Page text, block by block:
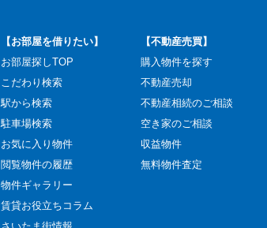
【お部屋を借りたい】
お部屋探しTOP
こだわり検索
駅から検索
駐車場検索
お気に入り物件
閲覧物件の履歴
物件ギャラリー
賃貸お役立ちコラム
【不動産売買】
購入物件を探す
不動産売却
不動産相続のご相談
空き家のご相談
収益物件
無料物件査定